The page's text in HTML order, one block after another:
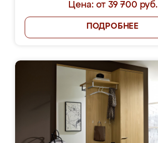
Цена: от 39 700 руб.
ПОДРОБНЕЕ